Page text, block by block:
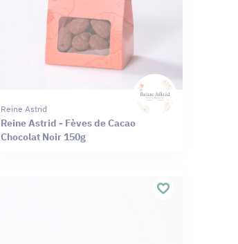
Reine Astrid
Reine Astrid - Fèves de Cacao
Chocolat Noir 150g